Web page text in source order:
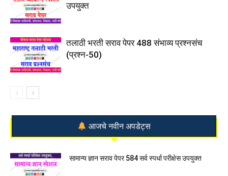
उपयुक्त
तलाठी भरती सराव पेपर 488 संभाव्य प्रश्नसंच
(प्रश्न-50)
आजचे नवीन अपडेट्स
सामान्य ज्ञान सराव पेपर 584 सर्व स्पर्धा परीक्षेस उपयुक्त